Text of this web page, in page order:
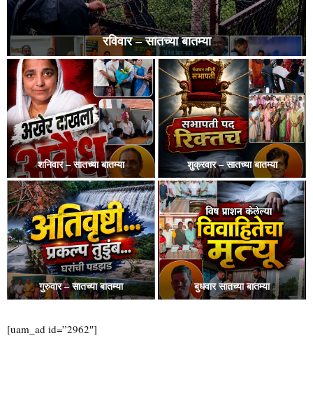
गुरुवार – सातच्या बातम्या बुधवार – सातच्या बातम्या
मंगळवार – सातच्या बातम्या सोमवार – सातच्या बातम्या
[uam_ad id=”2962″]